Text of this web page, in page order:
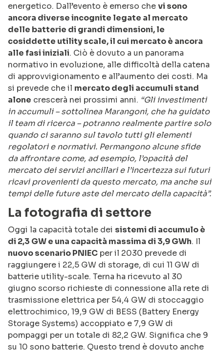
energetico. Dall’evento è emerso chevi sono
ancora diverse incognite legate al mercato
delle batterie di grandi dimensioni, le
cosiddette utility scale, il cui mercato è ancora
alle fasi iniziali. Ciò è dovuto a un panorama
normativo in evoluzione, alle difficoltà della catena
di approvvigionamento e all’aumento dei costi. Ma
si prevede che il mercato degli accumuli stand
alone crescerà nei prossimi anni. “Gli investimenti
in accumuli – sottolinea Marangoni, che ha guidato
il team di ricerca – potranno realmente partire solo
quando ci saranno sul tavolo tutti gli elementi
regolatori e normativi. Permangono alcune sfide
da affrontare come, ad esempio, l’opacità del
mercato dei servizi ancillari e l’incertezza sui futuri
ricavi provenienti da questo mercato, ma anche sui
tempi delle future aste del mercato della capacità”.
La fotografia di settore
Oggi la capacità totale dei sistemi di accumulo è
di 2,3 GW e una capacità massima di 3,9 GWh. Il
nuovo scenario PNIEC per il 2030 prevede di
raggiungere i 22,5 GW di storage, di cui 11 GW di
batterie utility-scale. Terna ha ricevuto al 30
giugno scorso richieste di connessione alla rete di
trasmissione elettrica per 54,4 GW di stoccaggio
elettrochimico, 19,9 GW di BESS (Battery Energy
Storage Systems) accoppiato e 7,9 GW di
pompaggi per un totale di 82,2 GW. Significa che 9
su 10 sono batterie. Questo trend è dovuto anche